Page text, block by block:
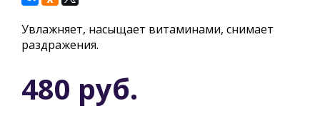
Увлажняет, насыщает витаминами, снимает
раздражения.
480 руб.